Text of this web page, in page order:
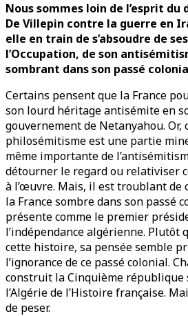
Nous sommes loin de l’esprit du
De Villepin contre la guerre en
elle en train de s’absoudre de
l’Occupation, de son
sombrant dans son passé
Certains pensent que la France
son lourd héritage antisémite en
gouvernement de Netanyahou. Or,
philosémitisme est une partie
même importante de
détourner le regard ou relativiser
à l’œuvre. Mais, il est troublant de
la France sombre dans son passé
présente comme le premier
l’indépendance algérienne. Plutôt
cette histoire, sa pensée semble
l’ignorance de ce passé colonial.
construit la Cinquième république
l’Algérie de l’Histoire française.
de peser.